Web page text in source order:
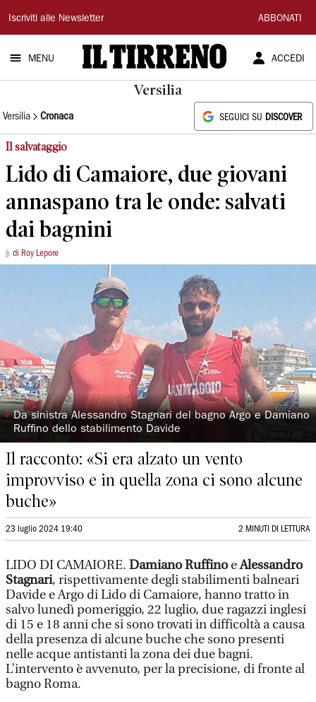
Il
Tirreno
Iscriviti alle Newsletter ABBONATI
MENU ACCEDI
Versilia
Versilia Cronaca SEGUICI SU DISCOVER
Il salvataggio
Lido di Camaiore, due giovani
annaspano tra le onde: salvati
dai bagnini
di Roy Lepore
◗Da sinistra Alessandro Stagnari del bagno Argo e Damiano
Ruffino dello stabilimento Davide
Il racconto: «Si era alzato un vento
improvviso e in quella zona ci sono alcune
buche»
23 luglio 2024 19:40 2 MINUTI DI LETTURA
LIDO DI CAMAIORE. Damiano RuffinoeAlessandro
Stagnari, rispettivamente degli stabilimenti balneari
Davide e Argo di Lido di Camaiore, hanno tratto in
salvo lunedì pomeriggio, 22 luglio, due ragazzi inglesi
di 15 e 18 anni che si sono trovati in difficoltà a causa
della presenza di alcune buche che sono presenti
nelle acque antistanti la zona dei due bagni.
L’intervento è avvenuto, per la precisione, di fronte al
bagno Roma.